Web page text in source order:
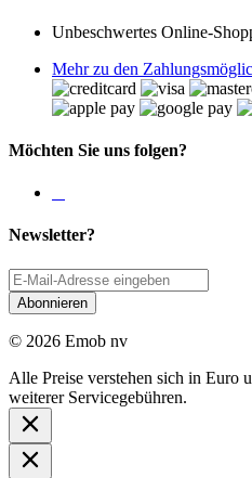
Unbeschwertes Online-
Mehr zu den
Möchten Sie uns folgen?
Newsletter?
Abonnieren
© 2026 Emob nv
Alle Preise verstehen sich in Euro
weiterer Servicegebühren.